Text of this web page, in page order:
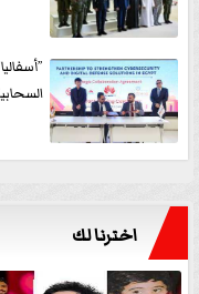
اخترنا لك